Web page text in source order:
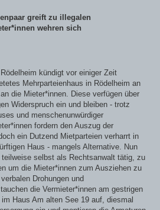
greift zu illegalen
wehren sich
kündigt vor einiger Zeit
Mehrparteienhaus in Rödelheim an
die Mieter*innen. Diese verfügen über
Widerspruch ein und bleiben - trotz
und menschenunwürdiger
fordern den Auszug der
ein Dutzend Mietparteien verharrt in
Haus - mangels Alternative. Nun
selbst als Rechtsanwalt tätig, zu
um die Mieter*innen zum Ausziehen zu
Drohungen und
die Vermieter*innen am gestrigen
Haus Am alten See 19 auf, diesmal